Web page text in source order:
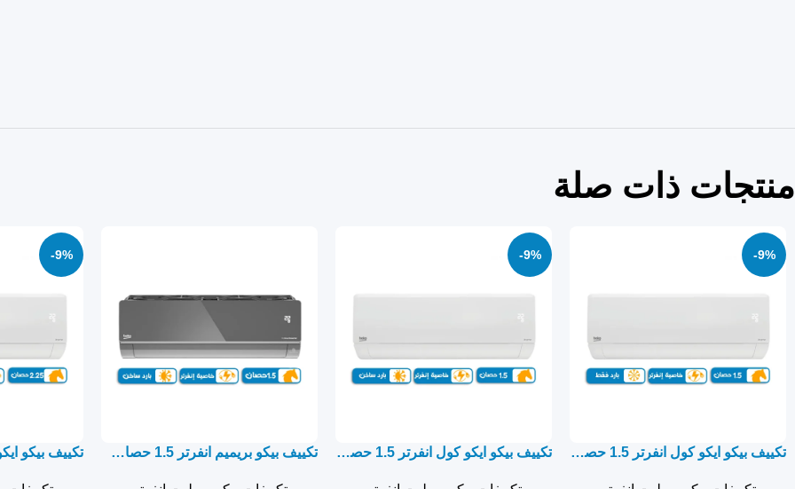
منتجات ذات صلة
-9%
تكييف بيكو ايكو كول انفرتر 1.5 حصان بارد فقط – سبليت
-9%
تكييف بيكو ايكو كول انفرتر 1.5 حصان بارد ساخن- سبليت تكييف بيكو بريميم انفرتر 1.5 حصان بارد ساخن – سبليت
-9%